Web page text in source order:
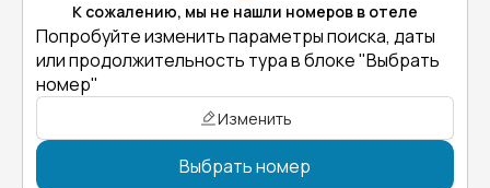
К сожалению, мы не нашли номеров в отеле
Попробуйте изменить параметры поиска, даты
или продолжительность тура в блоке "Выбрать
номер"
Изменить
Выбрать номер